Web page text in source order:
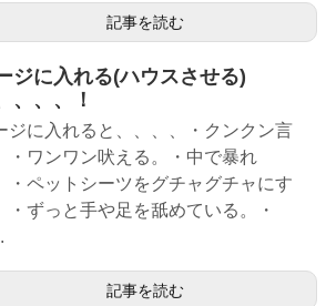
記事を読む
ジに入れる(ハウスさせる)
、、、！
ジに入れると、、、、・クンクン言
・ワンワン吠える。・中で暴れ
・ペットシーツをグチャグチャにす
・ずっと手や足を舐めている。・
記事を読む